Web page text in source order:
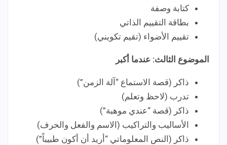
كتابة وصفة
بطاقة التقييم الذاتي
تقييم الأضواء (تقيم تكويني)
الموضوع الثالث: عندما أكبر
ذاكر (قصة الاستماع “آلة الزمن”)
تدرب (لاحظ وتعلم)
ذاكر (قصة “عندي موهبة”)
الأساليب والتراكيب (الاسم والفعل والحرف)
ذاكر (النص المعلوماتي “أريد أن أكون طبيباً”)